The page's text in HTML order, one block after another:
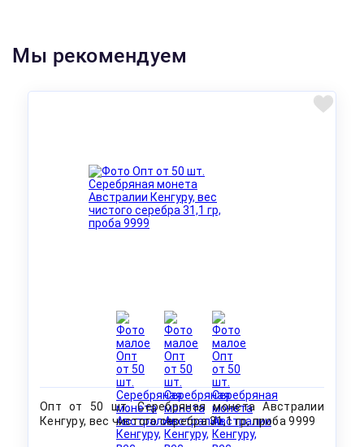
Мы рекомендуем
Опт от 50 шт. Серебряная монета Австралии
Кенгуру, вес чистого серебра 31,1 гр, проба 9999